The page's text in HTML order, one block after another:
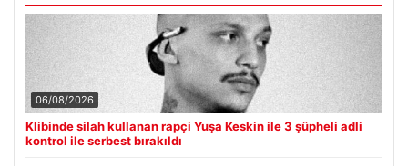
06/08/2026
Klibinde silah kullanan rapçi Yuşa Keskin ile 3 şüpheli adli
kontrol ile serbest bırakıldı